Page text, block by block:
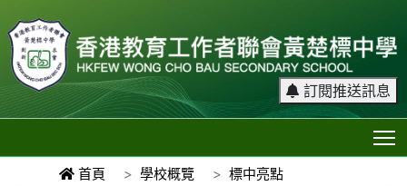
訂閱推送訊息
首頁 學校概覽 標中亮點